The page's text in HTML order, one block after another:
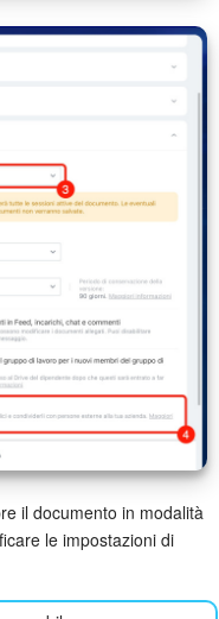
il documento in modalità
le impostazioni di